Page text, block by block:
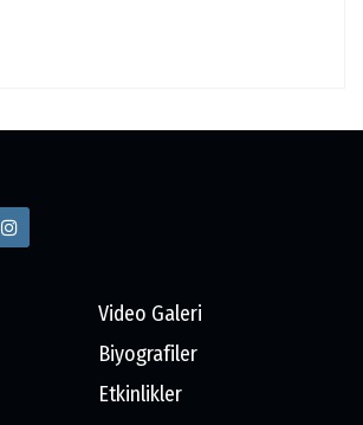
Video Galeri
Biyografiler
Etkinlikler